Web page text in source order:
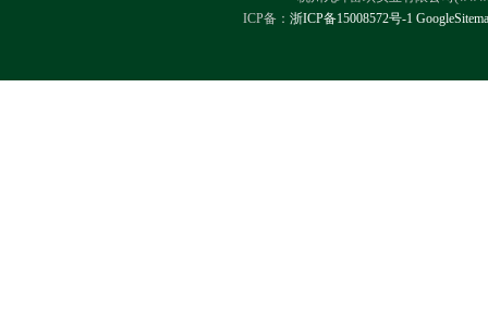
ICP备： 浙ICP备15008572号-1